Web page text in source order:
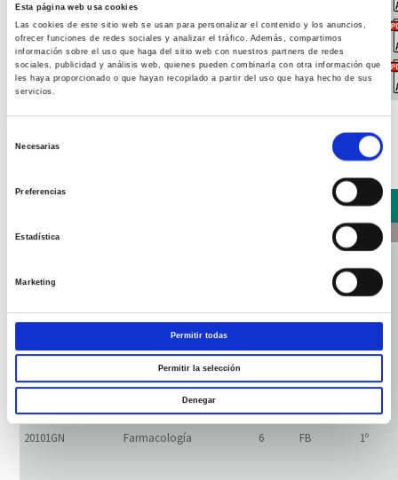
Esta página web usa cookies
Las cookies de este sitio web se usan para personalizar el contenido y los anuncios,
ofrecer funciones de redes sociales y analizar el tráfico. Además, compartimos
información sobre el uso que haga del sitio web con nuestros partners de redes
sociales, publicidad y análisis web, quienes pueden combinarla con otra información que
les haya proporcionado o que hayan recopilado a partir del uso que haya hecho de sus
servicios.
Necesarias
Preferencias
Estadística
Marketing
Permitir todas
Permitir la selección
Denegar
10107GN Psicología
10201GNFundamentos Básicos de la Enfermería 6 OB 2º
10202GN
Código Semestre
1º
20205GN Enfermería Comunitaria I 6 FB 2º
20201GN Ética Profesional Marco Legal 4.5 FO 1º
20101GN Farmacología 6 FB 1º